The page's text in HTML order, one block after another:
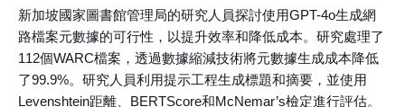
新加坡國家圖書館管理局的研究人員探討使用GPT-4o生成網
路檔案元數據的可行性，以提升效率和降低成本。研究處理了
112個WARC檔案，透過數據縮減技術將元數據生成成本降低
了99.9%。研究人員利用提示工程生成標題和摘要，並使用
Levenshtein距離、BERTScore和McNemar’s檢定進行評估。